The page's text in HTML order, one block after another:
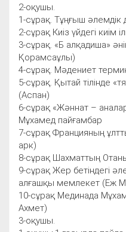
2-оқушы.
1-сұрақ. Тұңғыш әлемдік
2-сұрақ Киіз үйдегі киім
3-сұрақ. «Б алқадиша»
Қорамсаұлы)
4-сұрақ. Мәдениет
5-сұрақ. Қытай тілінде
(Аспан)
6-сұрақ «Жәннат –
Мұхамед пайғамбар
7-сұрақ Францияның
арк)
8-сұрақ Шахматтың
9-сұрақ Жер бетіндегі
алғашқы мемлекет (Еж
10-сұрақ Мединада
Ахмет)
3-оқушы.